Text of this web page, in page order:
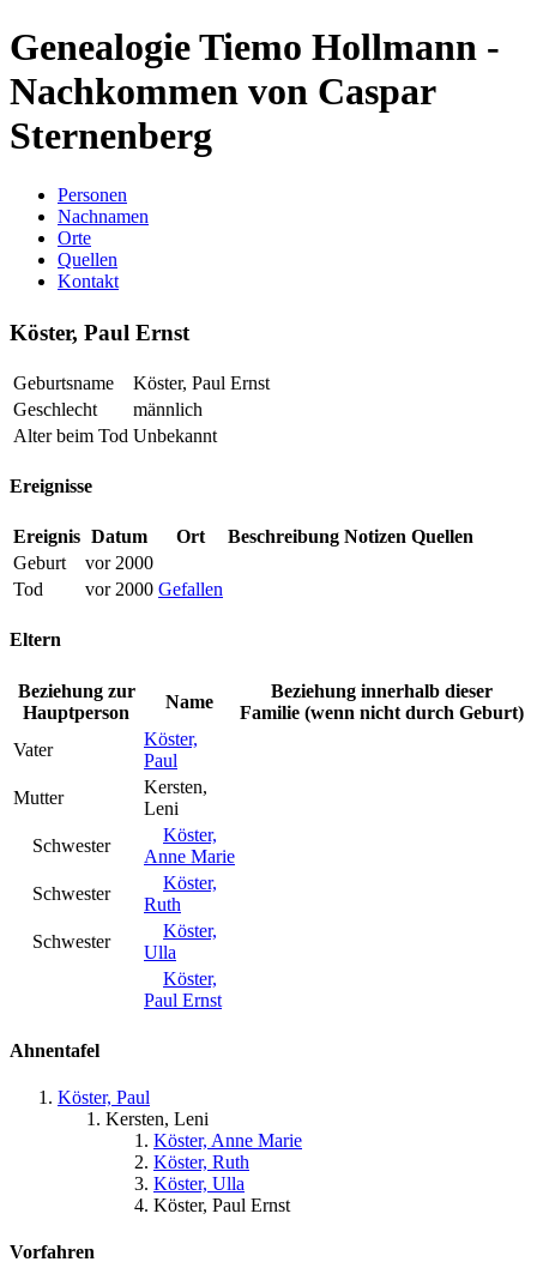
Genealogie Tiemo Hollmann -
Nachkommen von Caspar
Sternenberg
Personen
Nachnamen
Orte
Quellen
Kontakt
Köster, Paul Ernst
Geburtsname
Köster, Paul Ernst
Geschlecht
männlich
Alter beim Tod Unbekannt
Ereignisse
Ereignis Datum Ort Beschreibung Notizen Quellen
Geburt
vor 2000
Tod
vor 2000 Gefallen
Eltern
Beziehung zur
Hauptperson
Name
Beziehung innerhalb dieser
Familie (wenn nicht durch Geburt)
Vater
Köster,
Paul
Mutter
Kersten,
Leni
Schwester
Köster,
Anne Marie
Schwester
Köster,
Ruth
Schwester
Köster,
Ulla
Köster,
Paul Ernst
Ahnentafel
Köster, Paul
Kersten, Leni
Köster, Anne Marie
Köster, Ruth
Köster, Ulla
Köster, Paul Ernst
Vorfahren